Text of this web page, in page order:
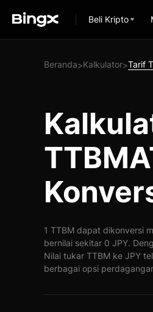
Beli Kripto
Beranda>Kalkulator>Tarif
1 TTBM dapat dikonversi
bernilai sekitar 0 JPY.
Nilai tukar TTBM ke JPY
berbagai opsi